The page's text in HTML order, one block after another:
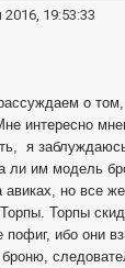
2016, 19:53:33
о
интересно
я забл
ли им модель
авиках, но все
Торпы
пофиг, ибо они